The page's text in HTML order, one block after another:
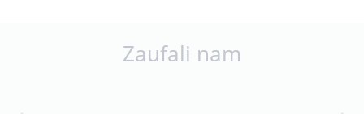
Zaufali nam